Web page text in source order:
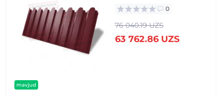
mavjud
0
76 040.19 UZS
63 762.86 UZS